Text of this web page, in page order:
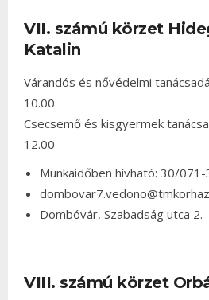
VII. számú körzet
Katalin
Várandós és nővédelmi
10.00
Csecsemő és kisgyermek
12.00
Munkaidőben hívható: 30/
Dombóvár, Szabadság utca 2.
VIII. számú körzet